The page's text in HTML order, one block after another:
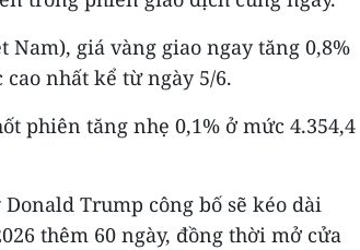
Nam), giá vàng giao ngay tăng 0,8%
cao nhất kể từ ngày 5/6.
phiên tăng nhẹ 0,1% ở mức 4.354,4
Trump công bố sẽ kéo dài
thêm 60 ngày, đồng thời mở cửa